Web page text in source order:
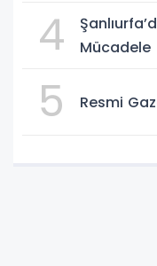
4
Mücadele
5 Resmi